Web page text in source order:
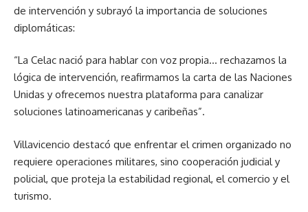
de intervención y subrayó la importancia de soluciones
diplomáticas:
“La Celac nació para hablar con voz propia… rechazamos la
lógica de intervención, reafirmamos la carta de las Naciones
Unidas y ofrecemos nuestra plataforma para canalizar
soluciones latinoamericanas y caribeñas”.
Villavicencio destacó que enfrentar el crimen organizado no
requiere operaciones militares, sino cooperación judicial y
policial, que proteja la estabilidad regional, el comercio y el
turismo.